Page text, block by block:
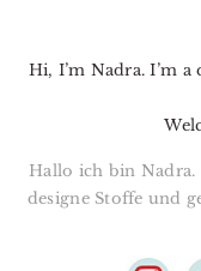
Hi, I’m Nadra. I’m
Hallo ich bin
designe Stoffe und